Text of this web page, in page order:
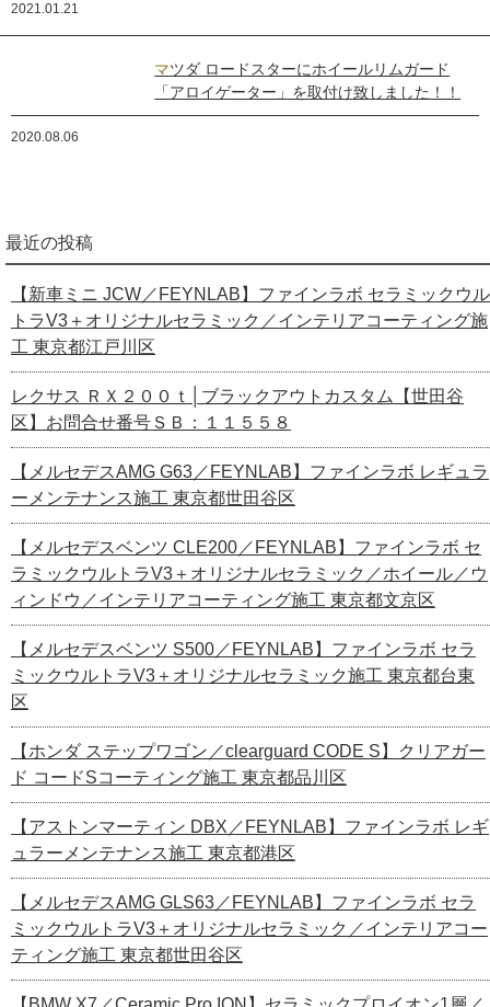
2021.01.21
マツダ ロードスターにホイールリムガード
「アロイゲーター」を取付け致しました！！
2020.08.06
最近の投稿
【新車ミニ JCW／FEYNLAB】ファインラボ セラミックウル
トラV3＋オリジナルセラミック／インテリアコーティング施
工 東京都江戸川区
レクサス ＲＸ２００ｔ│ブラックアウトカスタム【世田谷
区】お問合せ番号ＳＢ：１１５５８
【メルセデスAMG G63／FEYNLAB】ファインラボ レギュラ
ーメンテナンス施工 東京都世田谷区
【メルセデスベンツ CLE200／FEYNLAB】ファインラボ セ
ラミックウルトラV3＋オリジナルセラミック／ホイール／ウ
ィンドウ／インテリアコーティング施工 東京都文京区
【メルセデスベンツ S500／FEYNLAB】ファインラボ セラ
ミックウルトラV3＋オリジナルセラミック施工 東京都台東
区
【ホンダ ステップワゴン／clearguard CODE S】クリアガー
ド コードSコーティング施工 東京都品川区
【アストンマーティン DBX／FEYNLAB】ファインラボ レギ
ュラーメンテナンス施工 東京都港区
【メルセデスAMG GLS63／FEYNLAB】ファインラボ セラ
ミックウルトラV3＋オリジナルセラミック／インテリアコー
ティング施工 東京都世田谷区